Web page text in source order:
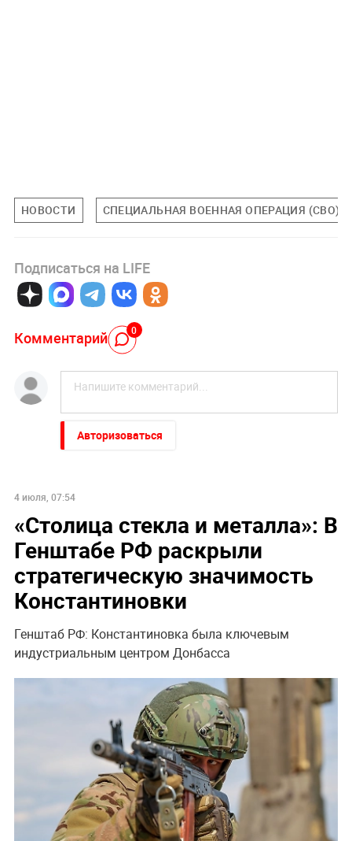
НОВОСТИ СПЕЦИАЛЬНАЯ ВОЕННАЯ ОПЕРАЦИЯ (СВО)
Подписаться на LIFE
Комментарий 0
Авторизоваться
НОВОСТИ ПАРТНЕРОВ
"Придется нанести удар". На Западе высказались о
войне с Россией
"Никто не полезет": британцев потрясло
происходящее в Одессе
В Польше возмущены ударом Кремля по
иностранным активам
Украина требует от Европы вступить в войну против
"Все решит одно сражение". Зеленский открыл
страшную правду
Слуцкий выступил с прощальным заявлением